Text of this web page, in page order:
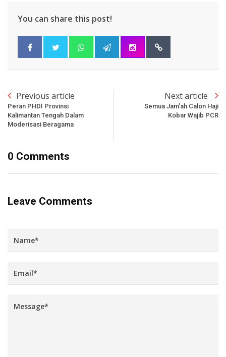
You can share this post!
Previous article
Peran PHDI Provinsi
Kalimantan Tengah Dalam
Moderisasi Beragama
Next article
Semua Jam’ah Calon Haji
Kobar Wajib PCR
0 Comments
Leave Comments